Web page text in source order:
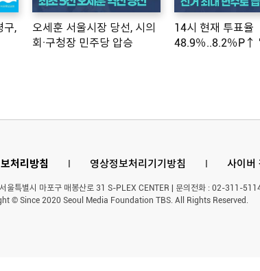
구,
오세훈 서울시장 당선, 시의
회·구청장 민주당 압승
14시 현재 투표율
48.9％..8.2％P↑
처리방침 l 영상정보처리기기방침 l 사이버
울특별시 마포구 매봉산로 31 S-PLEX CENTER | 문의전화 : 02-311-
© Since 2020 Seoul Media Foundation TBS. All Rights Reserved.